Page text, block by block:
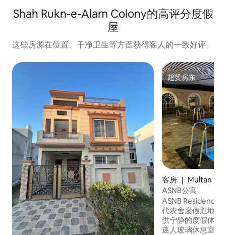
Shah Rukn-e-Alam Colony的高评分度假
屋
这些房源在位置、干净卫生等方面获得客人的一致好评。
超赞房东
超赞房东
客房 ｜ Multan
ASNB公寓
ASNB Residence
代农舍度假胜地。
供宁静的度假体验
迷人玻璃休息室、